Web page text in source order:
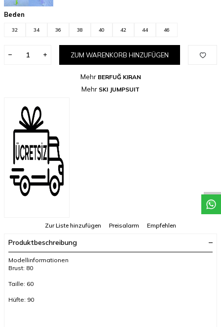
Beden
32 34 36 38 40 42 44 46
ZUM WARENKORB HINZUFÜGEN
Mehr BERFUĞ KIRAN
Mehr SKI JUMPSUIT
Zur Liste hinzufügen Preisalarm Empfehlen
Produktbeschreibung
Modellinformationen
Brust: 80
Taille: 60
Hüfte: 90